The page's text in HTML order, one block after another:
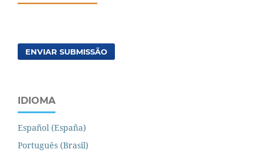
ENVIAR SUBMISSÃO
IDIOMA
Español (España)
Português (Brasil)